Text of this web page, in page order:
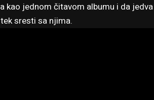
kao jednom čitavom albumu i da jedva
sresti sa njima.